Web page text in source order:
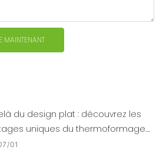
MAINTENANT
du design plat : découvrez les
uniques du thermoformage.
01